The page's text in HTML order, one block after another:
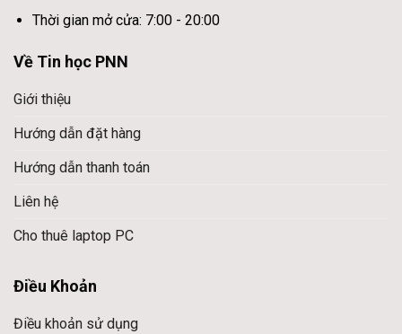
Thời gian mở cửa: 7:00 - 20:00
Về Tin học PNN
Giới thiệu
Hướng dẫn đặt hàng
Hướng dẫn thanh toán
Liên hệ
Cho thuê laptop PC
Điều Khoản
Điều khoản sử dụng